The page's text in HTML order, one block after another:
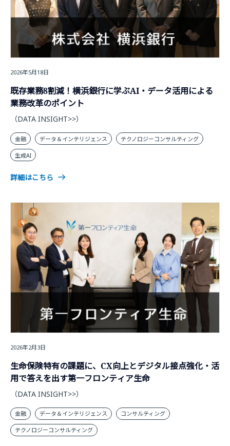
2026年5月18日
既存業務8割減！横浜銀行に学ぶAI・データ活用による
業務改革のポイント
（DATA INSIGHT>>）
金融 データ＆インテリジェンス テクノロジーコンサルティング
生成AI
詳細はこちら
2026年2月3日
生命保険特有の課題に、CX向上とデジタル接点強化・活
用で答えを出す第一フロンティア生命
（DATA INSIGHT>>）
金融 データ＆インテリジェンス コンサルティング
テクノロジーコンサルティング